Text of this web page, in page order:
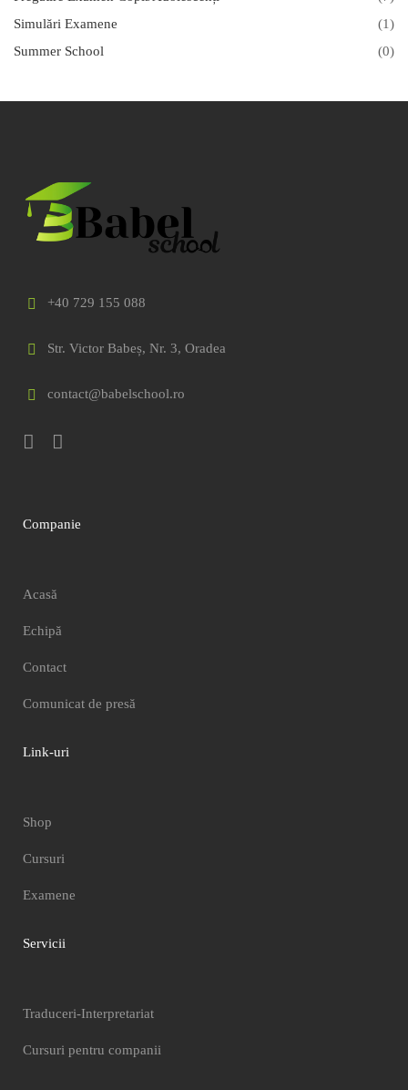
Simulări Examene
(1)
Summer School
(0)
+40 729 155 088
Str. Victor Babeș, Nr. 3, Oradea
contact@babelschool.ro
Companie
Acasă
Echipă
Contact
Comunicat de presă
Link-uri
Shop
Cursuri
Examene
Servicii
Traduceri-Interpretariat
Cursuri pentru companii